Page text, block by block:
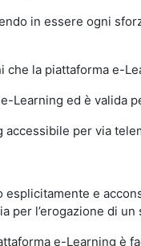
in essere ogni
la piattaforma e-
Learning ed è valida
per via
e
per l’erogazione di un
e-Learning è